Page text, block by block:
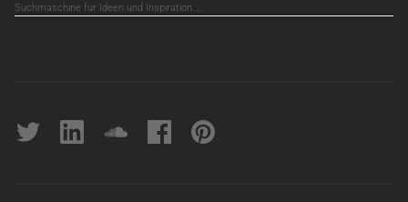
Suchmaschine für Ideen und Inspiration.…
Twitter linkedin soundcloudFacebookpinterest